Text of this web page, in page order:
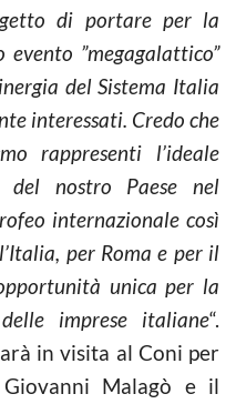
di portare per la
”megagalattico”
del Sistema Italia
interessati. Credo che
rappresenti l’ideale
del nostro Paese nel
internazionale così
per Roma e per il
unica per la
imprese italiane“.
in visita al Coni per
Malagò e il